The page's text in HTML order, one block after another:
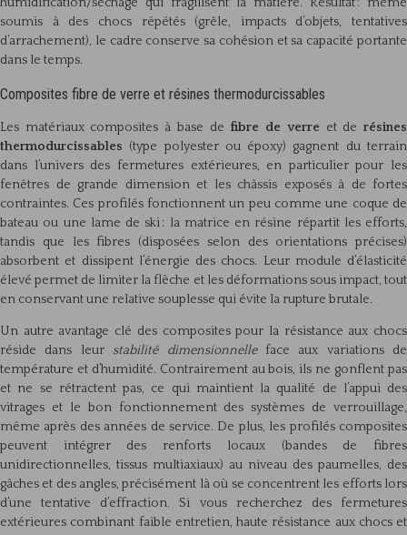
soumis à des chocs répétés (grêle, impacts d’objets, tentatives
d’arrachement), le cadre conserve sa cohésion et sa capacité portante
dans le temps.
Composites fibre de verre et résines thermodurcissables
Les matériaux composites à base de fibre de verreet derésines
thermodurcissables (type polyester ou époxy) gagnent du terrain
dans l’univers des fermetures extérieures, en particulier pour les
fenêtres de grande dimension et les châssis exposés à de fortes
contraintes. Ces profilés fonctionnent un peu comme une coque de
bateau ou une lame de ski : la matrice en résine répartit les efforts,
tandis que les fibres (disposées selon des orientations précises)
absorbent et dissipent l’énergie des chocs. Leur module d’élasticité
élevé permet de limiter la flèche et les déformations sous impact, tout
en conservant une relative souplesse qui évite la rupture brutale.
Un autre avantage clé des composites pour la résistance aux chocs
réside dans leur stabilité dimensionnelleface aux variations de
température et d’humidité. Contrairement au bois, ils ne gonflent pas
et ne se rétractent pas, ce qui maintient la qualité de l’appui des
vitrages et le bon fonctionnement des systèmes de verrouillage,
même après des années de service. De plus, les profilés composites
peuvent intégrer des renforts locaux (bandes de fibres
unidirectionnelles, tissus multiaxiaux) au niveau des paumelles, des
gâches et des angles, précisément là où se concentrent les efforts lors
d’une tentative d’effraction. Si vous recherchez des fermetures
extérieures combinant faible entretien, haute résistance aux chocs et